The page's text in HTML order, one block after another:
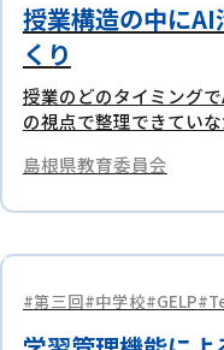
授業構造の中にAI活用を定着させる仕組みづ
くり
授業のどのタイミング
の視点で整理できてい
島根県教育委員会
第三回 中学校 GELP